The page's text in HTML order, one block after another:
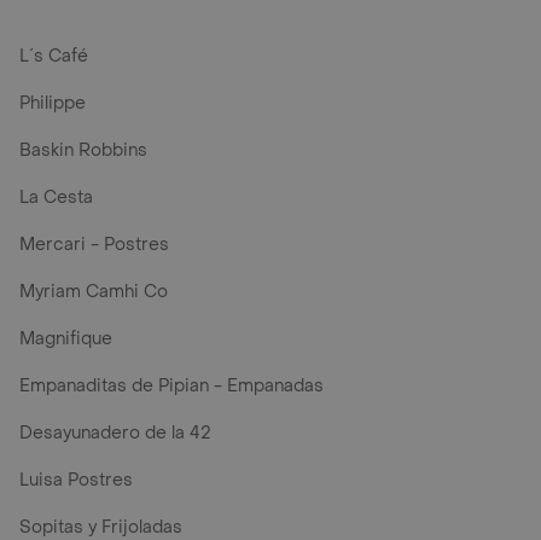
L´s Café
Philippe
Baskin Robbins
La Cesta
Mercari - Postres
Myriam Camhi Co
Magnifique
Empanaditas de Pipian - Empanadas
Desayunadero de la 42
Luisa Postres
Sopitas y Frijoladas